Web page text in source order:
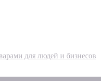
для людей и бизнесов